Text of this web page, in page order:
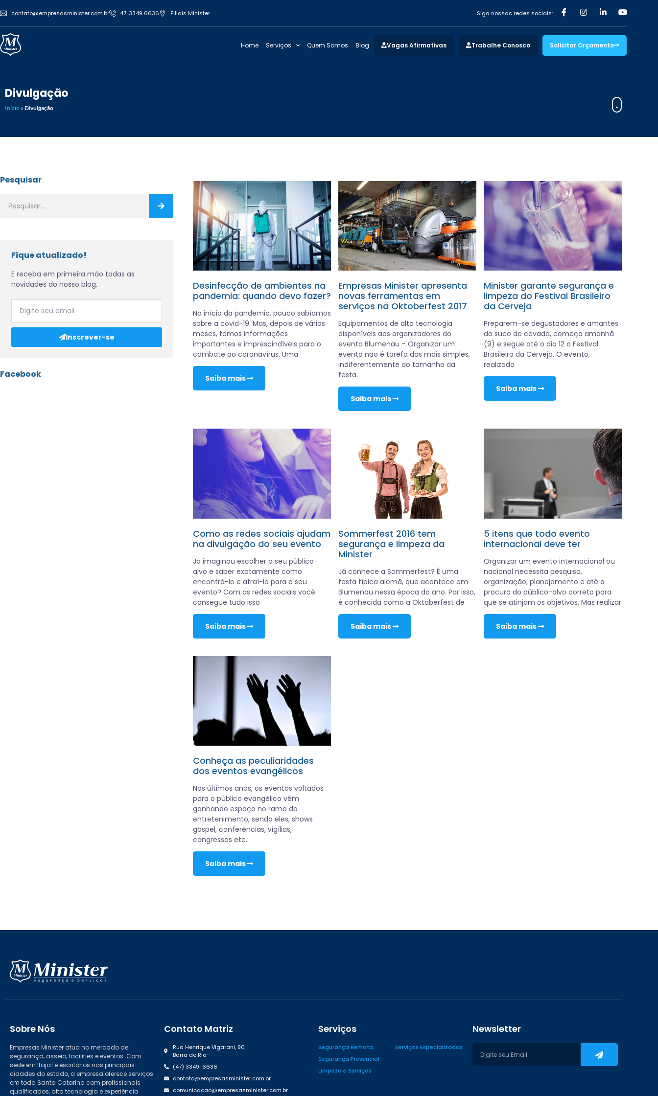
contato@empresasminister.com.br 47. 3349 6636 Filiais Minister Siga nossas redes sociais:
Home Serviços Quem Somos Blog Vagas Afirmativas Trabalhe Conosco Solicitar Orçamento
Divulgação
Início » Divulgação
Pesquisar
Fique atualizado!
E receba em primeira mão todas as
novidades do nosso blog.
Inscrever-se
Facebook
Desinfecção de ambientes na
pandemia: quando devo fazer?
No início da pandemia, pouco sabíamos
sobre a covid-19. Mas, depois de vários
meses, temos informações
importantes e imprescindíveis para o
combate ao coronavírus. Uma
Saiba mais
Empresas Minister apresenta
novas ferramentas em
serviços na Oktoberfest 2017
Equipamentos de alta tecnologia
disponíveis aos organizadores do
evento Blumenau – Organizar um
evento não é tarefa das mais simples,
indiferentemente do tamanho da
festa.
Saiba mais
Minister garante segurança e
limpeza do Festival Brasileiro
da Cerveja
Preparem-se degustadores e amantes
do suco de cevada, começa amanhã
(9) e segue até o dia 12 o Festival
Brasileiro da Cerveja. O evento,
realizado
Saiba mais
Como as redes sociais ajudam
na divulgação do seu evento
Já imaginou escolher o seu público-
alvo e saber exatamente como
encontrá-lo e atraí-lo para o seu
evento? Com as redes sociais você
consegue tudo isso
Saiba mais
Sommerfest 2016 tem
segurança e limpeza da
Minister
Já conhece a Sommerfest? É uma
festa típica alemã, que acontece em
Blumenau nessa época do ano. Por isso,
é conhecida como a Oktoberfest de
Saiba mais
5 itens que todo evento
internacional deve ter
Organizar um evento internacional ou
nacional necessita pesquisa,
organização, planejamento e até a
procura do público-alvo correto para
que se atinjam os objetivos. Mas realizar
Saiba mais
Conheça as peculiaridades
dos eventos evangélicos
Nos últimos anos, os eventos voltados
para o público evangélico vêm
ganhando espaço no ramo do
entretenimento, sendo eles, shows
gospel, conferências, vigílias,
congressos etc.
Saiba mais
Sobre Nós
Empresas Minister atua no mercado de
segurança, asseio, facilities e eventos. Com
sede em Itajaí e escritórios nas principais
cidades do estado, a empresa oferece serviços
em toda Santa Catarina com profissionais
qualificados, alta tecnologia e experiência
Contato Matriz
Rua Henrique Vigarani, 90
Barra do Rio
(47) 3349-6636
contato@empresasminister.com.br
comunicacao@empresasminister.com.br
Serviços
Segurança Remota
Segurança Presencial
Limpeza e Serviços
Serviços Especializados
Newsletter